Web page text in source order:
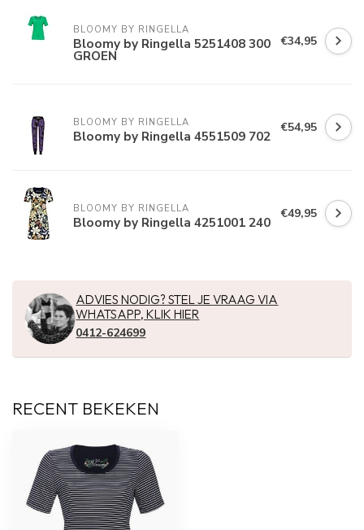
BLOOMY BY RINGELLA
Bloomy by Ringella 5251408 300
GROEN
€34,95
BLOOMY BY RINGELLA
Bloomy by Ringella 4551509 702 €54,95
BLOOMY BY RINGELLA
Bloomy by Ringella 4251001 240 €49,95
ADVIES NODIG? STEL JE VRAAG VIA
WHATSAPP, KLIK HIER
0412-624699
RECENT BEKEKEN